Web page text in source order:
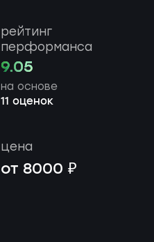
рейтинг
перформанса
9.05
на основе
11 оценок
цена
от 8000 ₽